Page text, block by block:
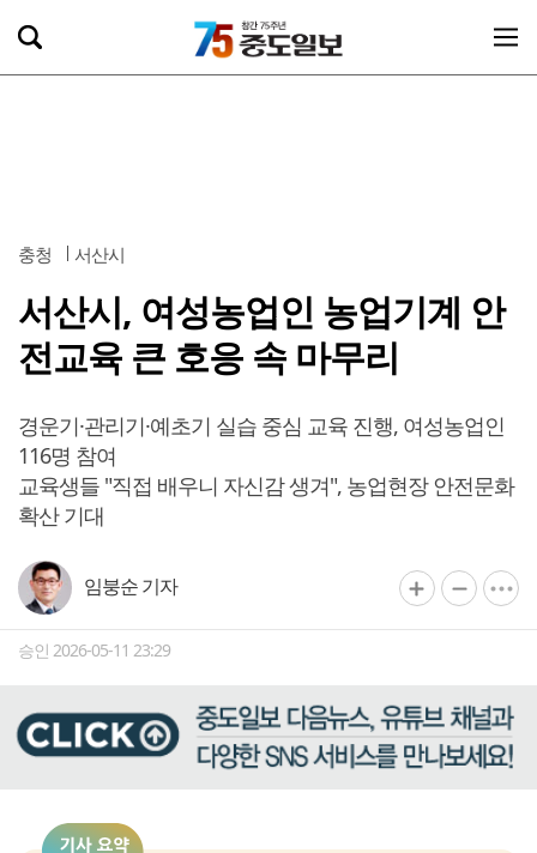
충청 서산시
서산시, 여성농업인 농업기계 안
전교육 큰 호응 속 마무리
경운기·관리기·예초기 실습 중심 교육 진행, 여성농업인
116명 참여
교육생들 "직접 배우니 자신감 생겨", 농업현장 안전문화
확산 기대
임붕순 기자
승인 2026-05-11 23:29